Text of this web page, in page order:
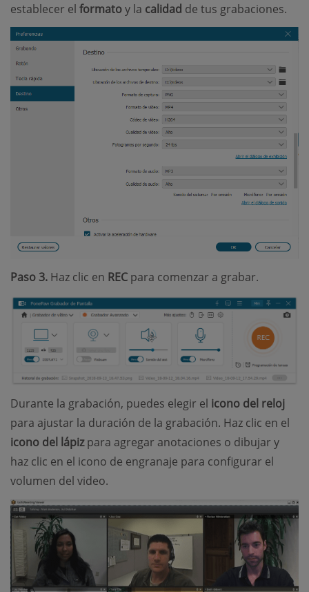
establecer el formatoy la calidad de tus grabaciones.
Paso 3. Haz clic en REC para comenzar a grabar.
Durante la grabación, puedes elegir el icono del reloj
para ajustar la duración de la grabación. Haz clic en el
icono del lápizpara agregar anotaciones o dibujar y
haz clic en el icono de engranaje para configurar el
volumen del video.